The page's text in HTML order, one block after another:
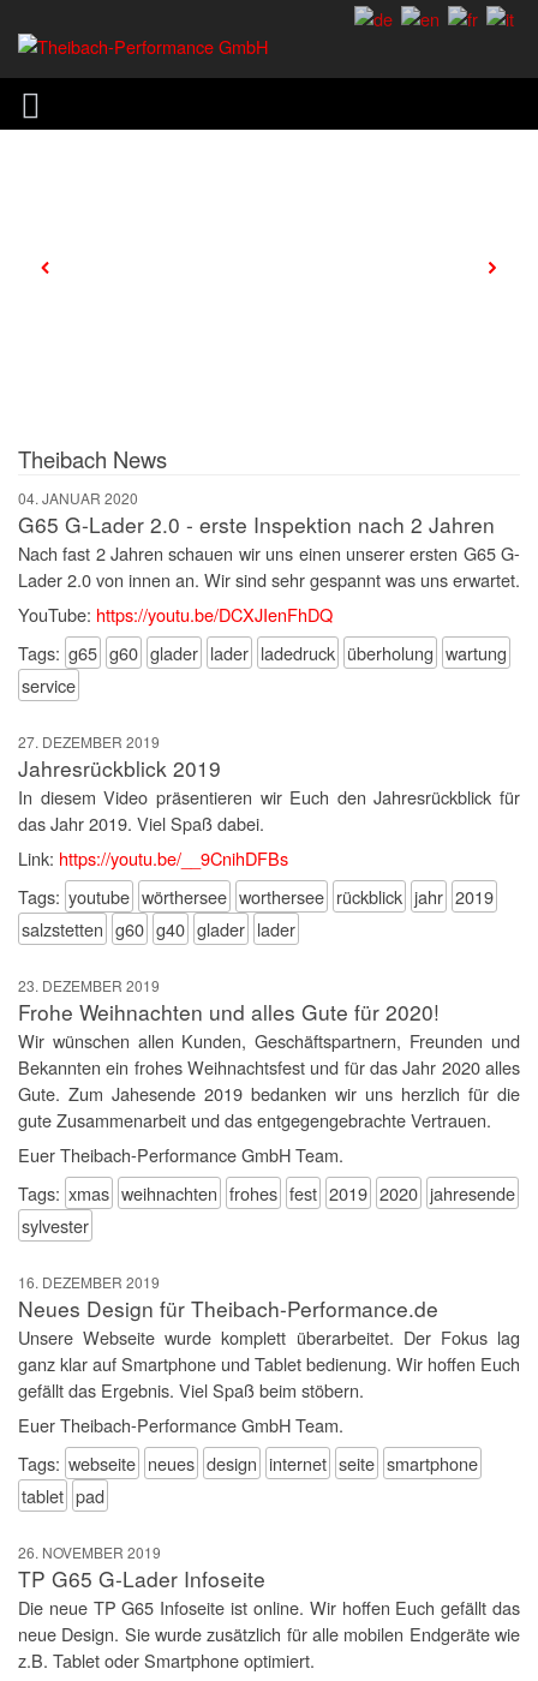
Theibach News
04. JANUAR 2020
G65 G-Lader 2.0 - erste Inspektion nach 2 Jahren
Nach fast 2 Jahren schauen wir uns einen unserer ersten G65 G-
Lader 2.0 von innen an. Wir sind sehr gespannt was uns erwartet.
YouTube: https://youtu.be/DCXJIenFhDQ
Tags: g65 g60 glader lader ladedruck überholung wartung
service
27. DEZEMBER 2019
Jahresrückblick 2019
In diesem Video präsentieren wir Euch den Jahresrückblick für
das Jahr 2019. Viel Spaß dabei.
Link: https://youtu.be/__9CnihDFBs
Tags: youtube wörthersee worthersee rückblick jahr 2019
salzstetten g60 g40 glader lader
23. DEZEMBER 2019
Frohe Weihnachten und alles Gute für 2020!
Wir wünschen allen Kunden, Geschäftspartnern, Freunden und
Bekannten ein frohes Weihnachtsfest und für das Jahr 2020 alles
Gute. Zum Jahesende 2019 bedanken wir uns herzlich für die
gute Zusammenarbeit und das entgegengebrachte Vertrauen.
Euer Theibach-Performance GmbH Team.
Tags: xmas weihnachten frohes fest 2019 2020 jahresende
sylvester
16. DEZEMBER 2019
Neues Design für Theibach-Performance.de
Unsere Webseite wurde komplett überarbeitet. Der Fokus lag
ganz klar auf Smartphone und Tablet bedienung. Wir hoffen Euch
gefällt das Ergebnis. Viel Spaß beim stöbern.
Euer Theibach-Performance GmbH Team.
Tags: webseite neues design internet seite smartphone
tablet pad
26. NOVEMBER 2019
TP G65 G-Lader Infoseite
Die neue TP G65 Infoseite ist online. Wir hoffen Euch gefällt das
neue Design. Sie wurde zusätzlich für alle mobilen Endgeräte wie
z.B. Tablet oder Smartphone optimiert.